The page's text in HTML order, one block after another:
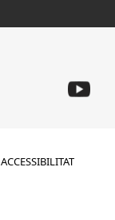
ACCESSIBILITAT